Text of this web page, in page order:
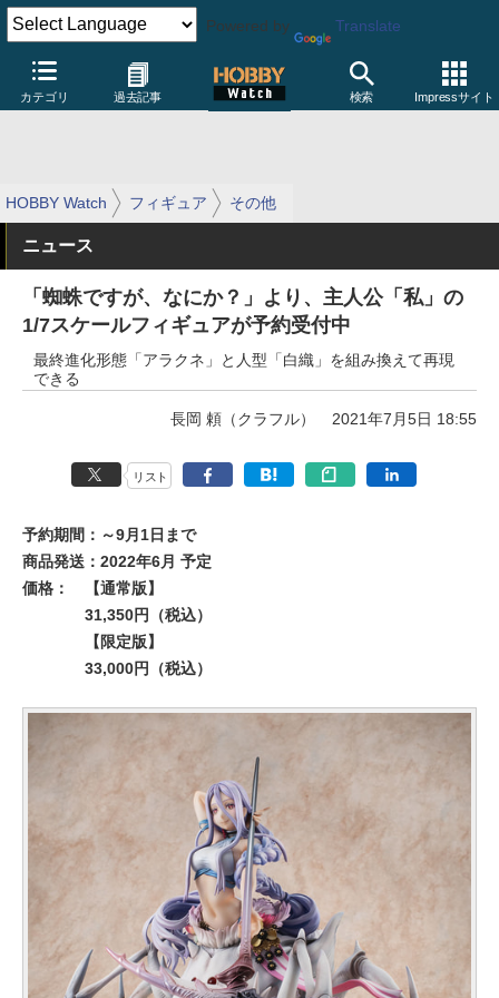
Powered by Translate
カテゴリ 過去記事 検索 Impressサイト
HOBBY Watch フィギュア その他
ニュース
「蜘蛛ですが、なにか？」より、主人公「私」の
1/7スケールフィギュアが予約受付中
最終進化形態「アラクネ」と人型「白織」を組み換えて再現
できる
長岡 頼（クラフル） 2021年7月5日 18:55
リスト
予約期間：～9月1日まで
商品発送：2022年6月 予定
価格：
【通常版】
31,350円（税込）
【限定版】
33,000円（税込）